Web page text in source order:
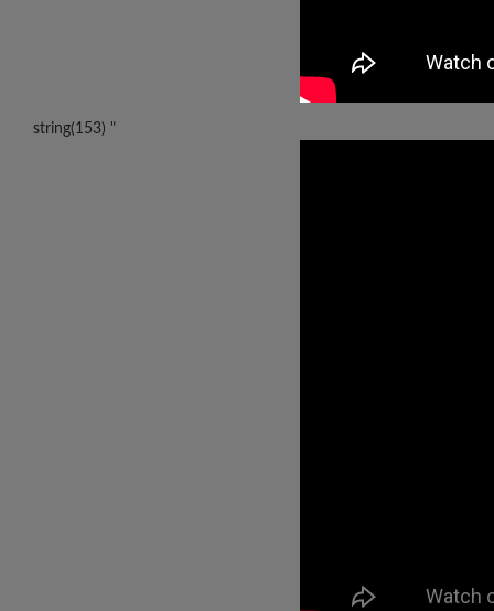
string(153) "